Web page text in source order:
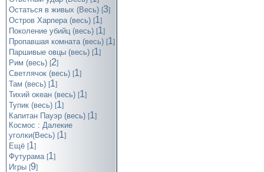
Остаться в живых (Весь) [3]
Остров Харпера (весь) [1]
Поколение убийц (весь) [1]
Пропавшая комната (весь) [1]
Паршивые овцы (весь) [1]
Рим (весь) [2]
Светлячок (весь) [1]
Там (весь) [1]
Тихий океан (весь) [1]
Тупик (весь) [1]
Капитан Пауэр (весь) [1]
Космос : Далекие
уголки(Весь) [1]
Ещё [1]
Футурама [1]
Игры [9]